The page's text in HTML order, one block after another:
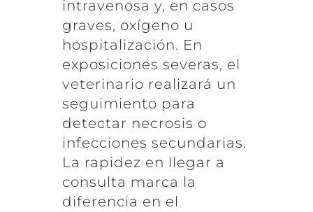
intravenosa y, en casos
graves, oxígeno u
hospitalización. En
exposiciones severas, el
veterinario realizará un
seguimiento para
detectar necrosis o
infecciones secundarias.
La rapidez en llegar a
consulta marca la
diferencia en el